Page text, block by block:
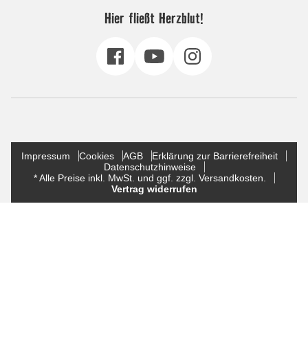
Hier fließt Herzblut!
Impressum Cookies AGB
Erklärung zur Barrierefreiheit
Datenschutzhinweise
* Alle Preise inkl. MwSt. und ggf. zzgl. Versandkosten.
Vertrag widerrufen